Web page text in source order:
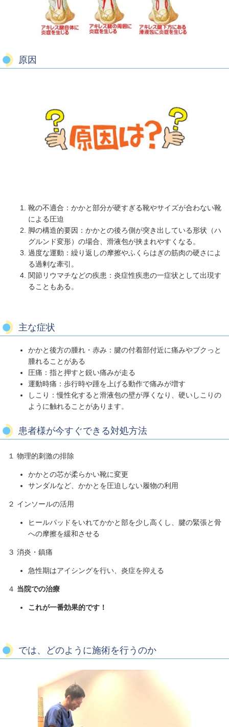
原因
靴の不適合：かかと部分が硬すぎる靴やサイズが合わない靴
による圧迫
脚の構造的要因：かかとの後ろ側が突き出している形状（ハ
グルンド変形）の場合、滑液包が挟まれやすくなる。
過度な運動：繰り返しの摩擦やふくらはぎの筋肉の硬さによ
る過剰な牽引。
関節リウマチなどの疾患：炎症性疾患の一症状として出現す
ることもある。
主な症状
かかと後方の腫れ・赤み：腱の付着部付近に痛みやブクっと
腫れることがある
圧痛：指と押すと鋭い痛みが走る
運動時痛：歩行時や踵を上げる動作で痛みが増す
しこり：慢性化すると滑液包の壁が厚くなり、硬いしこりの
ように触れることがあります。
患者様が今すぐできる対処方法
１ 物理的刺激の排除
かかとの芯が柔らかい靴に変更
サンダルなど、かかとを圧迫しない履物の利用
２ インソールの活用
ヒールパッドをいれてかかと部を少し高くし、腱の緊張と骨
への摩擦を緩和させる
３ 消炎・鎮痛
急性期はアイシングを行い、炎症を抑える
４ 当院での治療
これが一番効果的です！
では、どのように施術を行うのか